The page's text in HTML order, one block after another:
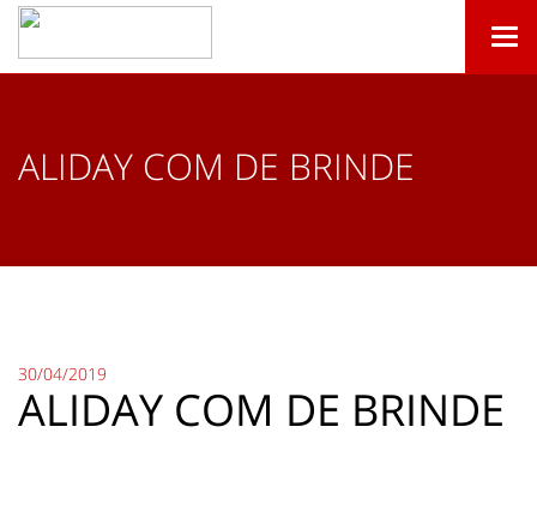
ALIDAY COM DE BRINDE
30/04/2019
ALIDAY COM DE BRINDE